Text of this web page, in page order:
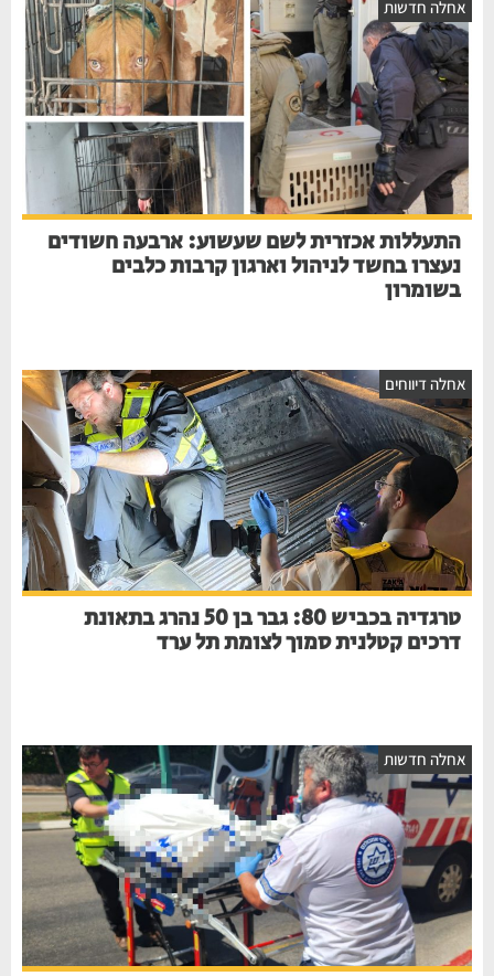
חדשות
התעללות אכזרית לשם שעשוע: ארבעה חשודים
נעצרו בחשד לניהול וארגון קרבות כלבים
בשומרון
דיווחים
טרגדיה בכביש 80: גבר בן 50 נהרג בתאונת
דרכים קטלנית סמוך לצומת תל ערד
חדשות